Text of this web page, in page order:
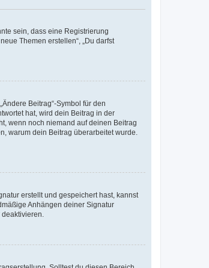
sein, dass eine Registrierung
Themen erstellen“, „Du darfst
Beitrag“-Symbol für den
hat, wird dein Beitrag in der
wenn noch niemand auf deinen Beitrag
warum dein Beitrag überarbeitet wurde.
erstellt und gespeichert hast, kannst
Anhängen deiner Signatur
deaktivieren.